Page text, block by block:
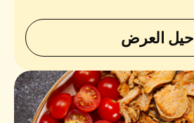
حيل العرض